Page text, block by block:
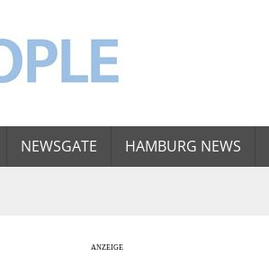
NEWSGATE HAMBURG NEWS